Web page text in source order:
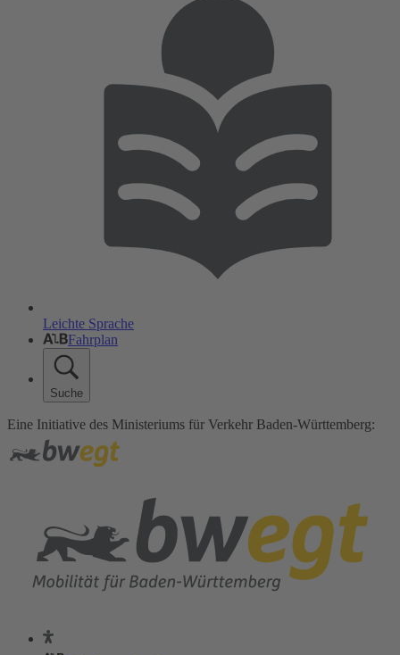
Leichte Sprache
Fahrplan
Suche
Eine Initiative des Ministeriums für Verkehr Baden-Württemberg: